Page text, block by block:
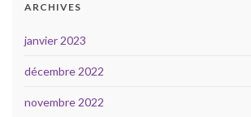
ARCHIVES
janvier 2023
décembre 2022
novembre 2022